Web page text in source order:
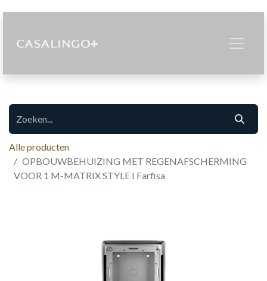
Alle producten
OPBOUWBEHUIZING MET REGENAFSCHERMING
VOOR 1 M-MATRIX STYLE I Farfisa